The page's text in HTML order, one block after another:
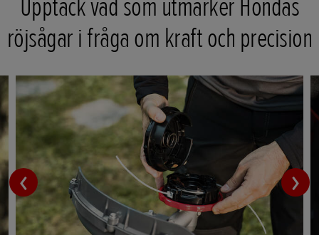
röjsågar i fråga om kraft och precision